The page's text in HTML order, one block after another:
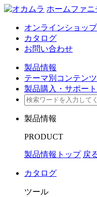
ホームファ
オンラインショップ
カタログ
お問い合わせ
製品情報
テーマ別コンテンツ
製品購入・サポート
製品情報
PRODUCT
製品情報トップ 戻
カタログ
ツール